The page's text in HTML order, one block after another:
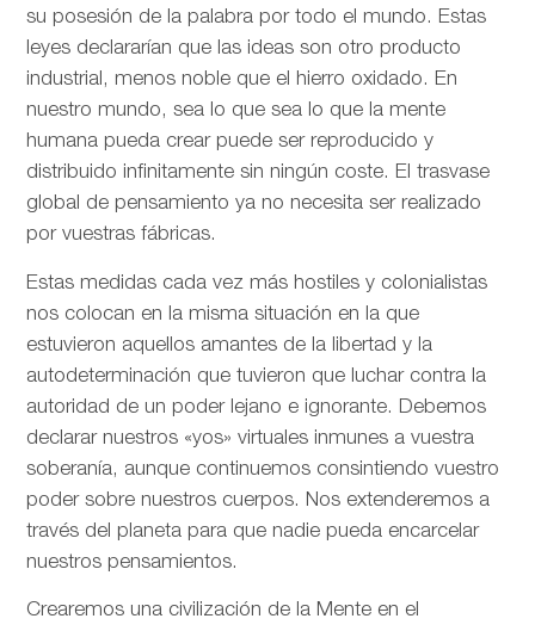
su posesión de la palabra por todo el mundo. Estas
leyes declararían que las ideas son otro producto
industrial, menos noble que el hierro oxidado. En
nuestro mundo, sea lo que sea lo que la mente
humana pueda crear puede ser reproducido y
distribuido infinitamente sin ningún coste. El trasvase
global de pensamiento ya no necesita ser realizado
por vuestras fábricas.
Estas medidas cada vez más hostiles y colonialistas
nos colocan en la misma situación en la que
estuvieron aquellos amantes de la libertad y la
autodeterminación que tuvieron que luchar contra la
autoridad de un poder lejano e ignorante. Debemos
declarar nuestros «yos» virtuales inmunes a vuestra
soberanía, aunque continuemos consintiendo vuestro
poder sobre nuestros cuerpos. Nos extenderemos a
través del planeta para que nadie pueda encarcelar
nuestros pensamientos.
Crearemos una civilización de la Mente en el